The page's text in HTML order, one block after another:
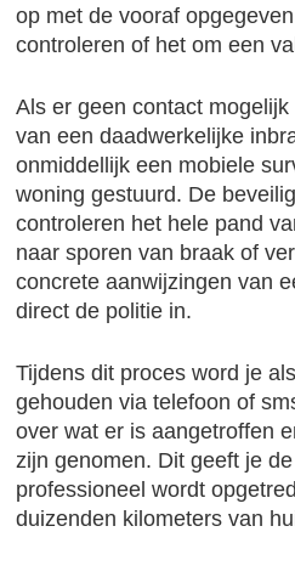
op met de vooraf
controleren of het om een
Als er geen contact
van een daadwerkelijke
onmiddellijk een mobiele
woning gestuurd. De
controleren het hele pand
naar sporen van braak of
concrete aanwijzingen van
direct de politie in.
Tijdens dit proces word je
gehouden via telefoon of
over wat er is aangetroffen
zijn genomen. Dit geeft je
professioneel wordt
duizenden kilometers van